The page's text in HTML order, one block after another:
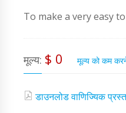
To make a very easy
मूल्य: $ 0 मूल्य को कम
डाउनलोड वाणिज्यिक